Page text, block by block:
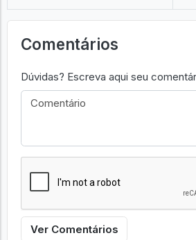
Comentários
Dúvidas? Escreva aqui seu
Ver Comentários